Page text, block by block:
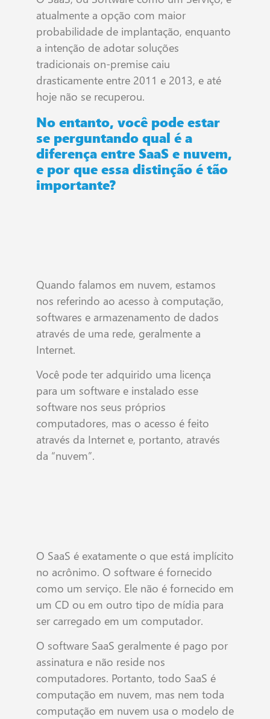
atualmente a opção com maior
probabilidade de implantação, enquanto
a intenção de adotar soluções
tradicionais on-premise caiu
drasticamente entre 2011 e 2013, e até
hoje não se recuperou.
No entanto, você pode estar
se perguntando qual é a
diferença entre SaaS e nuvem,
e por que essa distinção é tão
importante?
Quando falamos em nuvem, estamos
nos referindo ao acesso à computação,
softwares e armazenamento de dados
através de uma rede, geralmente a
Internet.
Você pode ter adquirido uma licença
para um software e instalado esse
software nos seus próprios
computadores, mas o acesso é feito
através da Internet e, portanto, através
da “nuvem”.
O SaaS é exatamente o que está implícito
no acrônimo. O software é fornecido
como um serviço. Ele não é fornecido em
um CD ou em outro tipo de mídia para
ser carregado em um computador.
O software SaaS geralmente é pago por
assinatura e não reside nos
computadores. Portanto, todo SaaS é
computação em nuvem, mas nem toda
computação em nuvem usa o modelo de